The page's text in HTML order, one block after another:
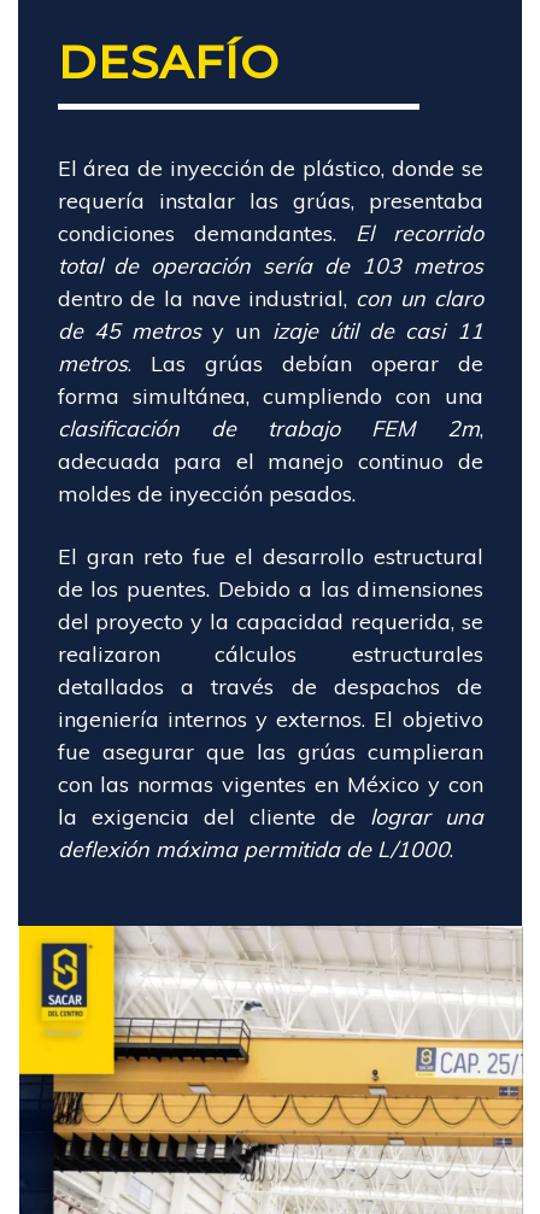
DESAFÍO
El área de inyección de plástico, donde se
requería instalar las grúas, presentaba
condiciones demandantes. El recorrido
total de operación sería de 103 metros
dentro de la nave industrial, con un claro
de 45 metrosy un izaje útil de casi 11
metros. Las grúas debían operar de
forma simultánea, cumpliendo con una
clasificación de trabajo FEM 2m,
adecuada para el manejo continuo de
moldes de inyección pesados.
El gran reto fue el desarrollo estructural
de los puentes. Debido a las dimensiones
del proyecto y la capacidad requerida, se
realizaron cálculos estructurales
detallados a través de despachos de
ingeniería internos y externos. El objetivo
fue asegurar que las grúas cumplieran
con las normas vigentes en México y con
la exigencia del cliente de lograr una
deflexión máxima permitida de L/1000.